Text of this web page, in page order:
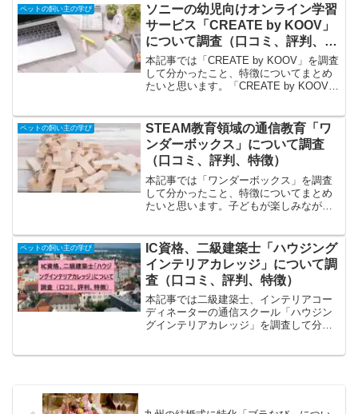
目０円、高い評価、口コミ順に解説しま
す。安心の回数制＆後払い...
ペットの飼い主の学び
ソニーの幼児向けオンライン学習
サービス「CREATE by KOOV」
について調査（口コミ、評判、特
徴、レビュー）
本記事では「CREATE by KOOV」を調査
して分かったこと、特徴についてまとめ
たいと思います。「CREATE by KOOV」
「KOOV」を使って学ぶ、知識やス...
ペットの飼い主の学び
STEAM教育領域の通信教育「ワ
ンダーボックス」について調査
（口コミ、評判、特徴）
本記事では「ワンダーボックス」を調査
して分かったこと、特徴についてまとめ
たいと思います。子どもが楽しみながら
的な力をつけたいと思っているという方
に人気の教材となっていま...
ペットの飼い主の学び
IC資格、二級建築士「ハウジング
インテリアカレッジ」について調
査（口コミ、評判、特徴）
本記事では二級建築士、インテリアコー
ディネーターの通信スクール「ハウジン
グインテリアカレッジ」を調査して分か